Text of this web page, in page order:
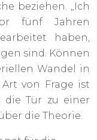
beziehen. „Ich
fünf Jahren
haben,
sind. Können
Wandel in
Art von Frage ist
die Tür zu einer
die Theorie.